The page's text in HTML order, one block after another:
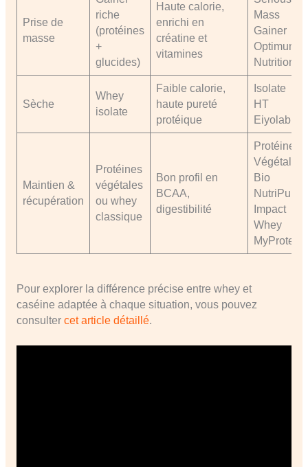
Prise de
masse
riche
(protéines
+
glucides)
Haute calorie,
enrichi en
créatine et
vitamines
Mass
Gainer
Optimum
Nutrition
Sèche
Whey
isolate
Faible calorie,
haute pureté
protéique
Isolate
HT
Eiyolab
Maintien &
récupération
Protéines
végétales
ou whey
classique
Bon profil en
BCAA,
digestibilité
Protéine
Végétale
Bio
NutriPure,
Impact
Whey
MyProtein
Pour explorer la différence précise entre whey et
caséine adaptée à chaque situation, vous pouvez
consulter cet article détaillé.